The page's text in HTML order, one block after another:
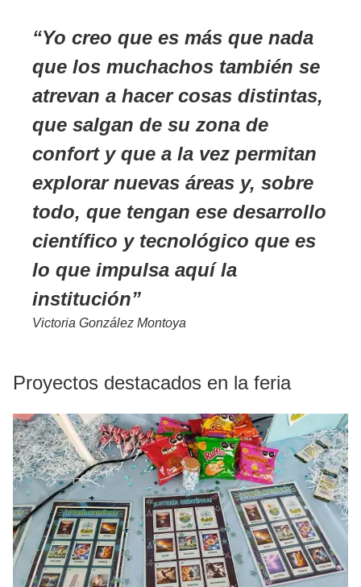
Yo creo que es más que nada
que los muchachos también se
atrevan a hacer cosas distintas,
que salgan de su zona de
confort y que a la vez permitan
explorar nuevas áreas y, sobre
todo, que tengan ese desarrollo
científico y tecnológico que es
lo que impulsa aquí la
institución
Victoria González Montoya
Proyectos destacados en la feria